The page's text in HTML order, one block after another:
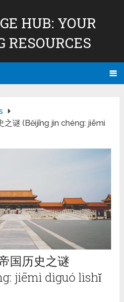
HUB: YOUR
RESOURCES
之谜 (Běijīng jìn chéng: jiēmì
国历史之谜
jiēmì dìguó lìshǐ